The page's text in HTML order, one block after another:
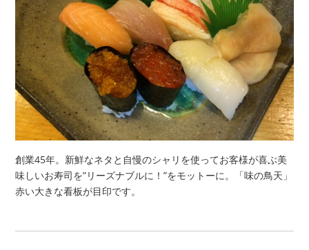
創業45年。新鮮なネタと自慢のシャリを使ってお客様が喜ぶ美
味しいお寿司を”リーズナブルに！”をモットーに。「味の鳥天」
赤い大きな看板が目印です。